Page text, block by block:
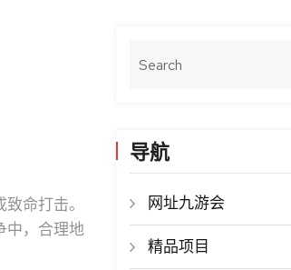
命打击。
中，合理地
导航
网址九游会
精品项目